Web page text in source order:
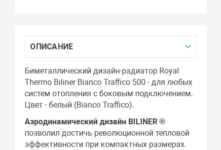
ОПИСАНИЕ
Биметаллический дизайн-радиатор Royal
Thermo Biliner Bianco Traffico 500 - для любых
систем отопления с боковым подключением.
Цвет - белый (Bianco Traffico).
Аэродинамический дизайн BILINER ®
позволил достичь революционной тепловой
эффективности при компактных размерах.